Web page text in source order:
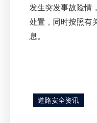
发生突发事故险情
处置，同时按照有
息。
道路安全资讯